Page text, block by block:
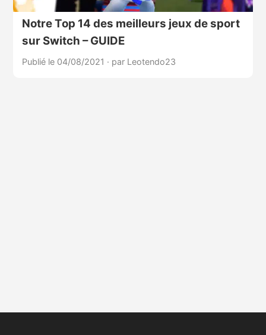
Notre Top 14 des meilleurs jeux de sport
sur Switch – GUIDE
Publié le 04/08/2021 · par Leotendo23